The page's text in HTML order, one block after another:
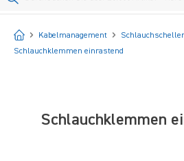
Startseite
Kabelmanagement
Schlauchklemmen einrastend
Schlauchklemmen